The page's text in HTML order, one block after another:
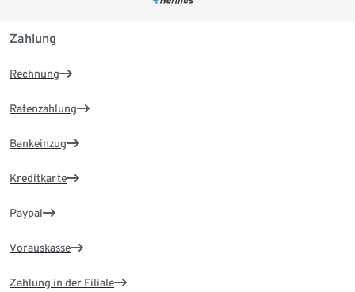
Zahlung
Rechnung
Ratenzahlung
Bankeinzug
Kreditkarte
Paypal
Vorauskasse
Zahlung in der Filiale